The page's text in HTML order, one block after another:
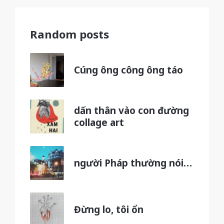
Random posts
Cúng ông công ông táo
dấn thân vào con đường
collage art
người Pháp thường nói…
Đừng lo, tôi ổn